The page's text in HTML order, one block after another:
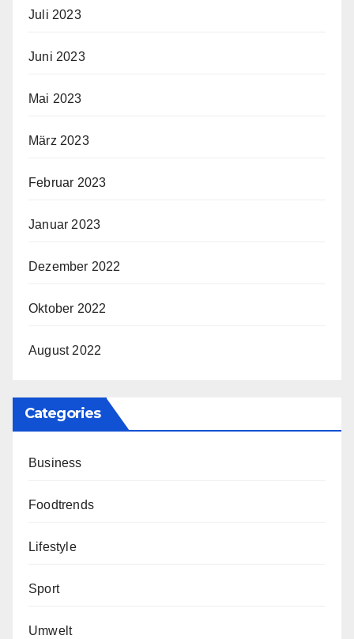
Juli 2023
Juni 2023
Mai 2023
März 2023
Februar 2023
Januar 2023
Dezember 2022
Oktober 2022
August 2022
Categories
Business
Foodtrends
Lifestyle
Sport
Umwelt